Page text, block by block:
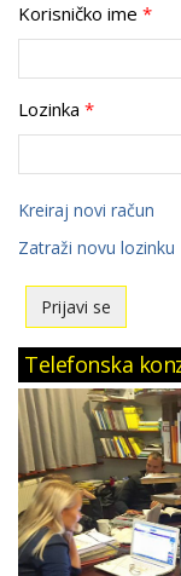
Korisničko ime *
Lozinka *
Kreiraj novi račun
Zatraži novu lozinku
Telefonska